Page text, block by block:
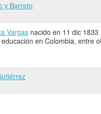
y Barreto
Vargas nacido en 11 dic
en Colombia, entre